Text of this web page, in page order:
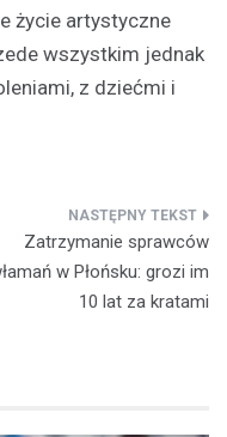
życie artystyczne
wszystkim jednak
z dziećmi i
Zatrzymanie sprawców
w Płońsku: grozi im
10 lat za kratami